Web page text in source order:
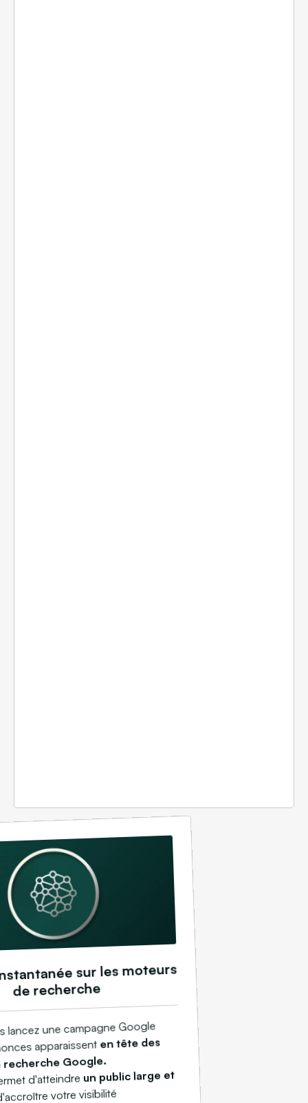
sur les moteurs
de recherche
lancez une campagne Google
apparaissent en tête des
recherche Google.
d'atteindre un public large et
votre visibilité